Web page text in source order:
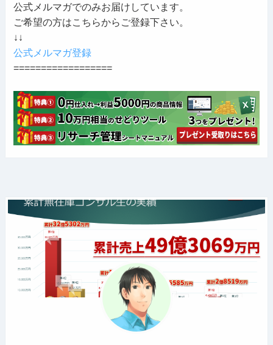
公式メルマガでのみお届けしています。
ご希望の方はこちらからご登録下さい。
↓↓
公式メルマガ登録
==================